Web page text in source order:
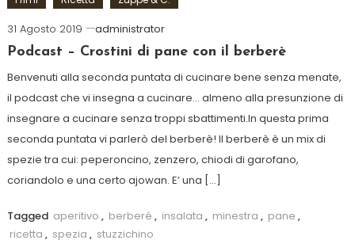
31 Agosto 2019
administrator
Podcast – Crostini di pane con il berberè
Benvenuti alla seconda puntata di cucinare bene senza menate,
il podcast che vi insegna a cucinare… almeno alla presunzione di
insegnare a cucinare senza troppi sbattimenti.In questa prima
seconda puntata vi parlerò del berberè! Il berberè è un mix di
spezie tra cui: peperoncino, zenzero, chiodi di garofano,
coriandolo e una certo ajowan. E’ una […]
Tagged aperitivo , berberé , insalata , minestra , pane ,
ricetta , spezia , stuzzichino